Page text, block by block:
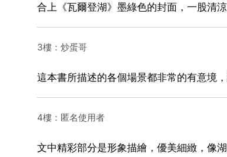
合上《瓦爾登湖》墨綠色的封面，一股清
3樓：炒蛋哥
這本書所描述的各個場景都非常的有意境
4樓：匿名使用者
文中精彩部分是形象描繪，優美細緻，像